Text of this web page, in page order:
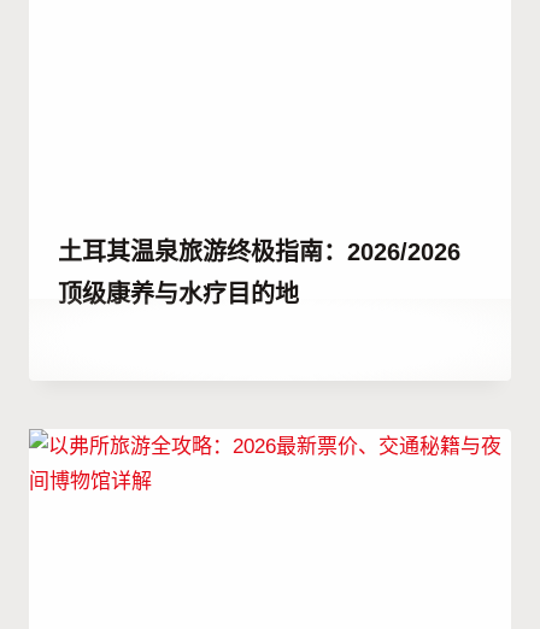
土耳其温泉旅游终极指南：2026/2026
顶级康养与水疗目的地